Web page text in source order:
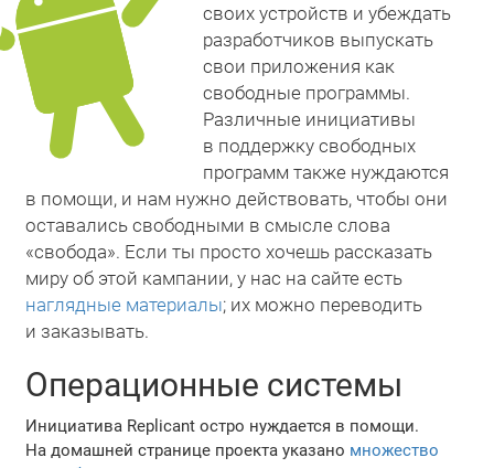
своих устройств и убеждать
разработчиков выпускать
свои приложения как
свободные программы.
Различные инициативы
в поддержку свободных
программ также нуждаются
в помощи, и нам нужно действовать, чтобы они
оставались свободными в смысле слова
«свобода». Если ты просто хочешь рассказать
миру об этой кампании, у нас на сайте есть
наглядные материалы; их можно переводить
и заказывать.
Операционные системы
Инициатива Replicant остро нуждается в помощи.
На домашней странице проекта указано множество